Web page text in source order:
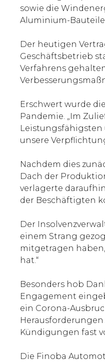
sowie die
Aluminium-
Der heutigen
Geschäftsbetrieb
Verfahrens
Erschwert wurde
Pandemie. „Im
Leistungsfähigsten
unsere
Nachdem dies
Dach der
verlagerte
der Beschäftigten
Der
einem Strang
mitgetragen
hat.“
Besonders hob
Engagement
ein Corona-
Kündigungen fast
Die Finoba